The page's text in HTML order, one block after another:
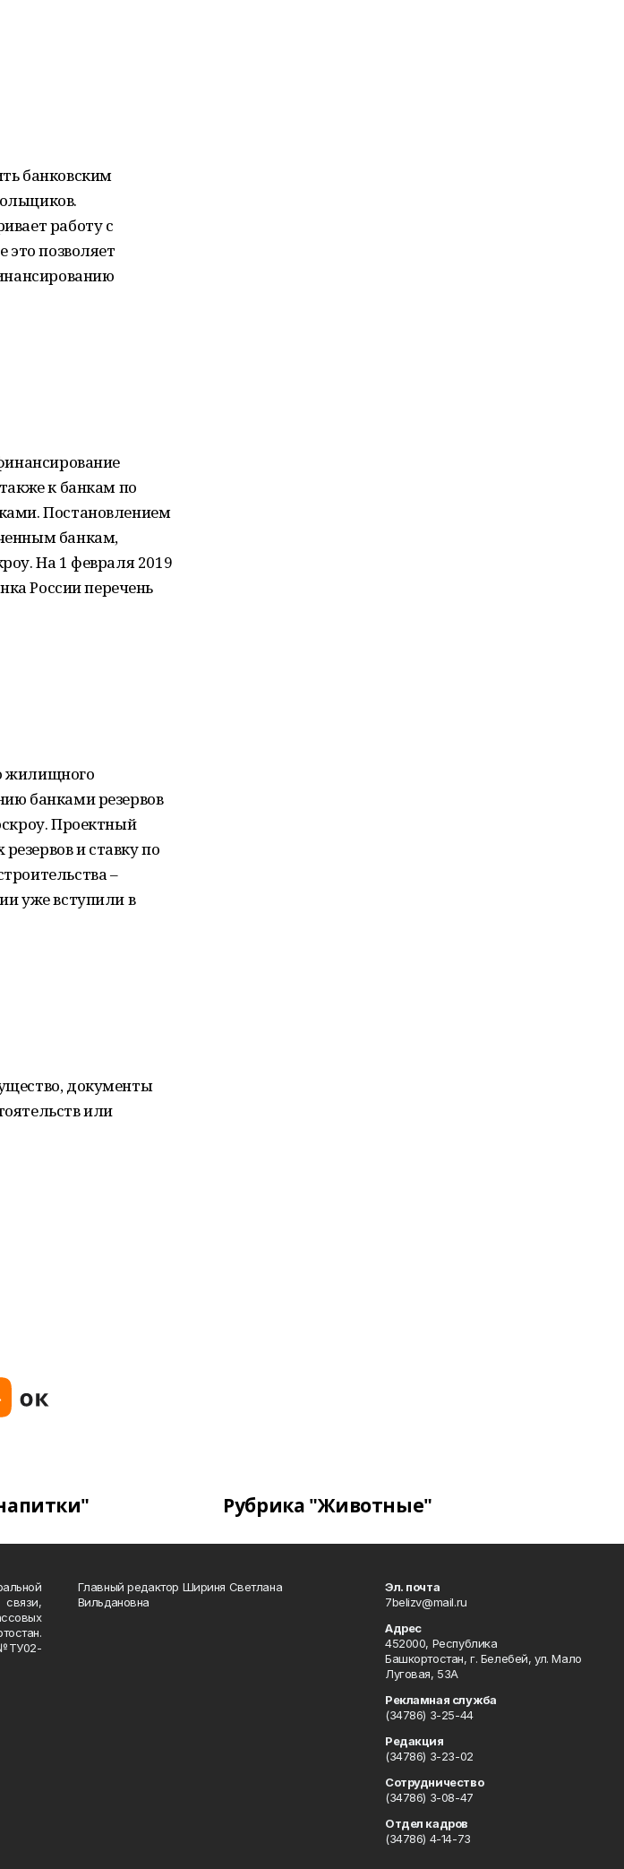
банковским
работу с
это позволяет
к банкам по
Постановлением
банкам,
На 1 февраля 2019
России перечень
жилищного
банками резервов
Проектный
и ставку по
–
уже вступили в
документы
или
Рубрика "Животные"
Главный редактор Шириня Светлана
Вильдановна
Эл. почта
7belizv@mail.ru
Адрес
452000, Республика
Башкортостан, г. Белебей, ул. Мало
Луговая, 53А
Рекламная служба
(34786) 3-25-44
Редакция
(34786) 3-23-02
Сотрудничество
(34786) 3-08-47
Отдел кадров
(34786) 4-14-73